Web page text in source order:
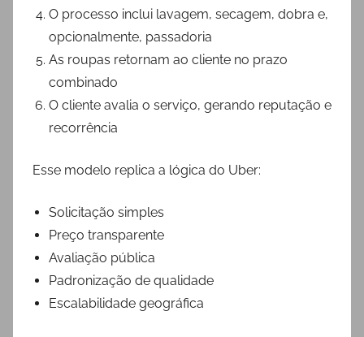
O processo inclui lavagem, secagem, dobra e,
opcionalmente, passadoria
As roupas retornam ao cliente no prazo
combinado
O cliente avalia o serviço, gerando reputação e
recorrência
Esse modelo replica a lógica do Uber:
Solicitação simples
Preço transparente
Avaliação pública
Padronização de qualidade
Escalabilidade geográfica